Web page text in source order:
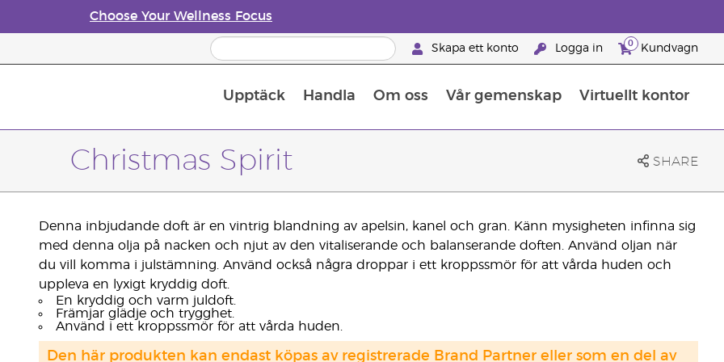
Choose Your Wellness Focus
Skapa ett konto Logga in 0 Kundvagn
Upptäck Handla Om oss Vår gemenskap Virtuellt kontor
Christmas Spirit SHARE
Denna inbjudande doft är en vintrig blandning av apelsin, kanel och gran. Känn mysigheten infinna sig
med denna olja på nacken och njut av den vitaliserande och balanserande doften. Använd oljan när
du vill komma i julstämning. Använd också några droppar i ett kroppssmör för att vårda huden och
uppleva en lyxigt kryddig doft.
En kryddig och varm juldoft.
Främjar glädje och trygghet.
Använd i ett kroppssmör för att vårda huden.
Den här produkten kan endast köpas av registrerade Brand Partner eller som en del av